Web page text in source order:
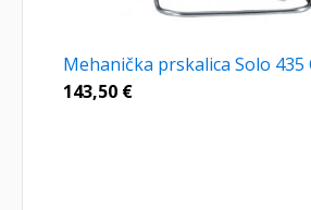
Mehanička prskalica Solo 435
143,50 €